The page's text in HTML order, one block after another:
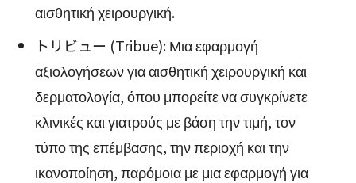
αισθητική χειρουργική.
トリビュー (Tribue): Μια εφαρμογή
αξιολογήσεων για αισθητική χειρουργική και
δερματολογία, όπου μπορείτε να συγκρίνετε
κλινικές και γιατρούς με βάση την τιμή, τον
τύπο της επέμβασης, την περιοχή και την
ικανοποίηση, παρόμοια με μια εφαρμογή για